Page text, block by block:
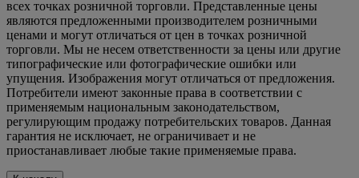
всех точках розничной торговли. Представленные цены
являются предложенными производителем розничными
ценами и могут отличаться от цен в точках розничной
торговли. Мы не несем ответственности за цены или другие
типографические или фотографические ошибки или
упущения. Изображения могут отличаться от предложения.
Потребители имеют законные права в соответствии с
применяемым национальным законодательством,
регулирующим продажу потребительских товаров. Данная
гарантия не исключает, не ограничивает и не
приостанавливает любые такие применяемые права.